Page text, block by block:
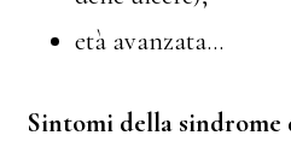
età avanzata…
Sintomi della sindrome